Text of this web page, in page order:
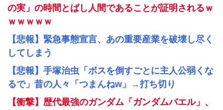
の実」の時間とばし人間であることが証明されるｗ
ｗｗｗｗｗ
【悲報】緊急事態宣言、あの重要産業を破壊し尽く
してしまう
【悲報】手塚治虫「ボスを倒すごとに主人公弱くな
るで」昔の人々「つまんねw」→打ち切り
【衝撃】歴代最強のガンダム「ガンダムバエル」、